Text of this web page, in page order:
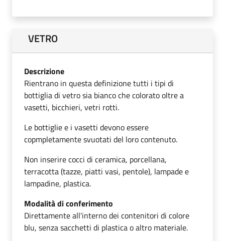
VETRO
Descrizione
Rientrano in questa definizione tutti i tipi di
bottiglia di vetro sia bianco che colorato oltre a
vasetti, bicchieri, vetri rotti.
Le bottiglie e i vasetti devono essere
copmpletamente svuotati del loro contenuto.
Non inserire cocci di ceramica, porcellana,
terracotta (tazze, piatti vasi, pentole), lampade e
lampadine, plastica.
Modalità di conferimento
Direttamente all'interno dei contenitori di colore
blu, senza sacchetti di plastica o altro materiale.